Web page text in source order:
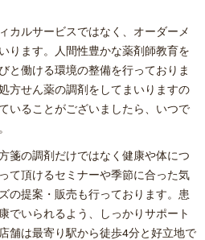
カルサービスではなく、オーダーメ
ります。人間性豊かな薬剤師教育を
と働ける環境の整備を行っておりま
方せん薬の調剤をしてまいりますの
いることがございましたら、いつで
箋の調剤だけではなく健康や体につ
て頂けるセミナーや季節に合った気
の提案・販売も行っております。患
でいられるよう、しっかりサポート
舗は最寄り駅から徒歩4分と好立地で